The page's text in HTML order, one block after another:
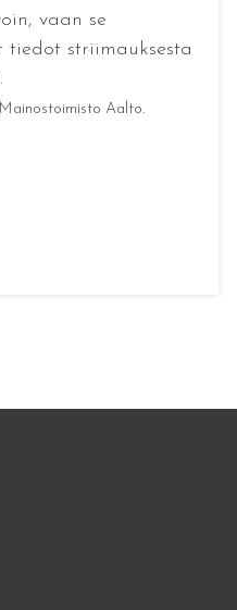
vaan se
tiedot striimauksesta
Aalto.